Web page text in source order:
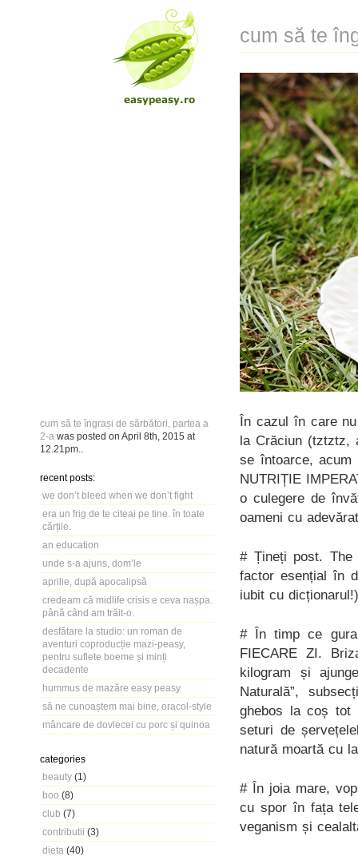
cum să te îngrași de sărbători, partea a
2-a was posted on April 8th, 2015 at
12.21pm
recent posts:
we don’t bleed when we don’t fight
era un frig de te citeai pe tine. în toate
cărțile.
an education
unde s-a ajuns, dom’le
aprilie, după apocalipsă
credeam că midlife crisis e ceva nașpa.
până când am trăit-o.
desfătare la studio: un roman de
aventuri coproducție mazi-peasy,
pentru suflete boeme și minți
decadente
hummus de mazăre easy peasy
să ne cunoaștem mai bine, oracol-style
mâncare de dovlecei cu porc și quinoa
categories
beauty (1)
boo (8)
club (7)
contributii (3)
dieta (40)
cum să te
În cazul în care
la Crăciun (tztztz,
se întoarce,
NUTRIȚIE
o culegere de
oameni cu
# Țineți post. The
factor esențial în
iubit cu
# În timp ce
FIECARE ZI.
kilogram și
Naturală”,
ghebos la coș tot
seturi de
natură moartă cu
# În joia mare,
cu spor în fața
veganism și